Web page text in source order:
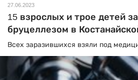
27.06.2023
15 взрослых и трое детей
бруцеллезом в
Всех заразившихся взяли под